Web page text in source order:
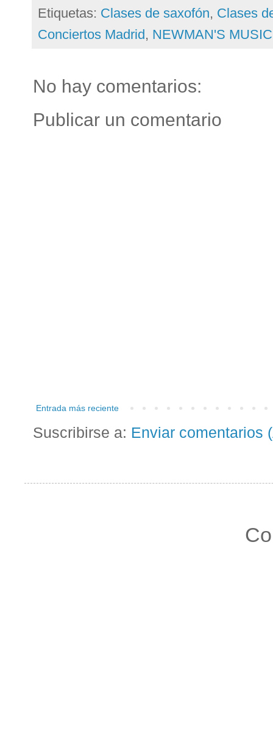
Etiquetas: Clases de saxofón, Clases
Conciertos Madrid, NEWMAN'S MUSIC
No hay comentarios:
Publicar un comentario
Entrada más reciente
Suscribirse a: Enviar comentarios